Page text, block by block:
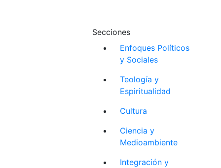
Secciones
Enfoques Políticos
y Sociales
Teología y
Espiritualidad
Cultura
Ciencia y
Medioambiente
Integración y